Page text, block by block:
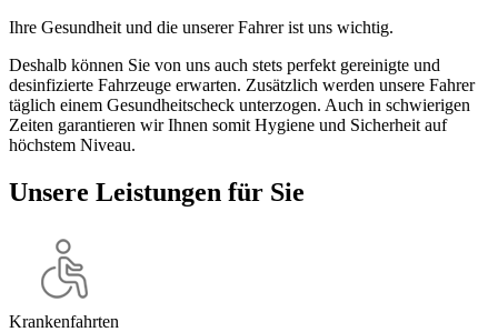
Ihre Gesundheit und die unserer Fahrer ist uns wichtig.
Deshalb können Sie von uns auch stets perfekt gereinigte und
desinfizierte Fahrzeuge erwarten. Zusätzlich werden unsere Fahrer
täglich einem Gesundheitscheck unterzogen. Auch in schwierigen
Zeiten garantieren wir Ihnen somit Hygiene und Sicherheit auf
höchstem Niveau.
Unsere Leistungen für Sie
Krankenfahrten